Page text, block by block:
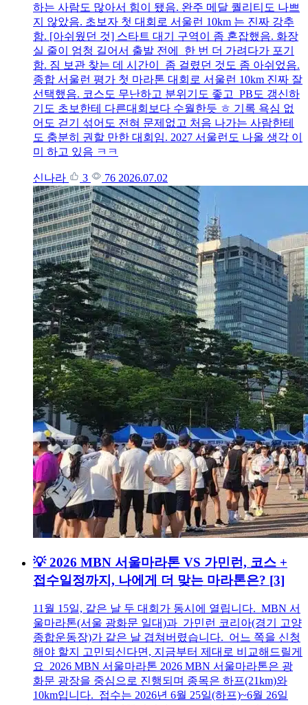
하는 사람도 많아서 힘이 됐음. 완주 메달 퀄리티도 나쁘
지 않았음. 초보자 첫 대회로 서울런 10km 는 진짜 강추
함. [아쉬웠던 것] 스타트 대기 구역이 좀 혼잡했음. 화장
실 줄이 엄청 길어서 출발 전에 한 번 더 가려다가 포기
함. 짐 보관 찾는 데 시간이 좀 걸렸던 것도 좀 아쉬었음.
종합 서울런 평가 첫 마라톤 대회로 서울런 10km 진짜 잘
선택했음. 코스도 무난하고 분위기도 좋고 PB도 갱신하
기도 초보한테 다른대회보다 수월한듯 ㅎ 기록 욕심 없
어도 걷기 섞어도 전혀 문제없고 처음 나가는 사람한테
도 충분히 권할 만한 대회임. 2027 서울런도 나올 생각 이
미 하고 있음 ㅋㅋ
신나라 3 76 2026.07.02
💡 2026 MBN 서울마라톤 VS 가민런, 코스 +
접수일정까지, 나에게 더 맞는 마라톤은? [3]
11월 15일, 같은 날 두 대회가 동시에 열립니다. MBN 서
울마라톤(서울 광화문 일대)과 가민런 코리아(경기 고양
종합운동장)가 같은 날 겹쳐버렸습니다. 어느 쪽을 신청
해야 할지 고민되신다면, 지금부터 제대로 비교해드릴게
요 2026 MBN 서울마라톤 2026 MBN 서울마라톤은 광
화문 광장을 중심으로 진행되며 종목은 하프(21km)와
10km입니다. 접수는 2026년 6월 25일(하프)~6월 26일